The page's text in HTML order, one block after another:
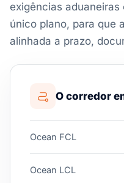
exigências
único plano, para que
alinhada a prazo,
O corredor
Ocean FCL
Ocean LCL